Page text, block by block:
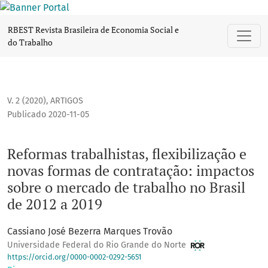
RBEST Revista Brasileira de Economia Social e
do Trabalho
V. 2 (2020), ARTIGOS
Reformas trabalhistas, flexibilização e
novas formas de contratação: impactos
sobre o mercado de trabalho no Brasil
de 2012 a 2019
Publicado 2020-11-05
Cassiano José Bezerra Marques Trovão
Universidade Federal do Rio Grande do Norte
https://orcid.org/0000-0002-0292-5651